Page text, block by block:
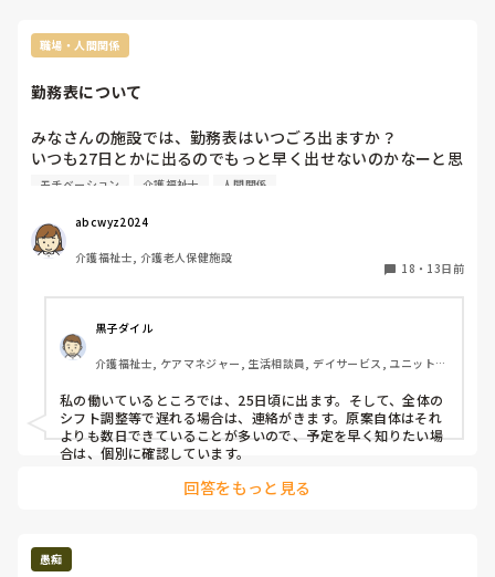
職場・人間関係
勤務表について
みなさんの施設では、勤務表はいつごろ出ますか？
いつも27日とかに出るのでもっと早く出せないのかなーと思
いますが、シフト作るのも大変なんだろうなと思うとあまり
モチベーション 介護福祉士 人間関係
abcwyz2024
介護福祉士, 介護老人保健施設
18 ・ 13日前
黒子ダイル
介護福祉士, ケアマネジャー, 生活相談員, デイサービス, ユニット型
私の働いているところでは、25日頃に出ます。そして、全体の
シフト調整等で遅れる場合は、連絡がきます。原案自体はそれ
よりも数日できていることが多いので、予定を早く知りたい場
合は、個別に確認しています。
回答をもっと見る
愚痴